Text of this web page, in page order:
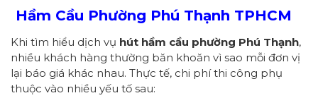
Hầm Cầu Phường Phú Thạnh TPHCM
Khi tìm hiểu dịch vụ hút hầm cầu phường Phú Thạnh,
nhiều khách hàng thường băn khoăn vì sao mỗi đơn vị
lại báo giá khác nhau. Thực tế, chi phí thi công phụ
thuộc vào nhiều yếu tố sau: